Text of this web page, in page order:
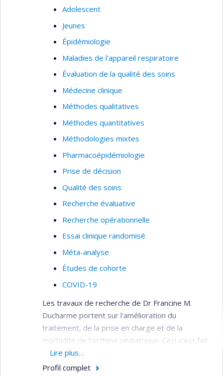
Adolescent
Jeunes
Épidémiologie
Maladies de l'appareil respiratoire
Évaluation de la qualité des soins
Médecine clinique
Méthodes qualitatives
Méthodes quantitatives
Méthodologies mixtes
Pharmacoépidémiologie
Prise de décision
Qualité des soins
Recherche évaluative
Recherche opérationnelle
Essai clinique randomisé
Méta-analyse
Études de cohorte
COVID-19
Les travaux de recherche de Dr Francine M.
Ducharme portent sur l'amélioration du
traitement, de la prise en charge et de la
morbidité de l'asthme pédiatrique. Ceci s’est fait
par le biais du développement d’instruments
cliniques et de recherche spécifiques aux enfants,
Lire plus…
Profil complet